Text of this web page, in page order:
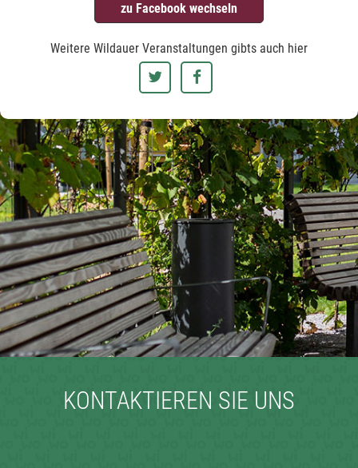
zu Facebook wechseln
Weitere Wildauer Veranstaltungen gibts auch hier
KONTAKTIEREN SIE UNS